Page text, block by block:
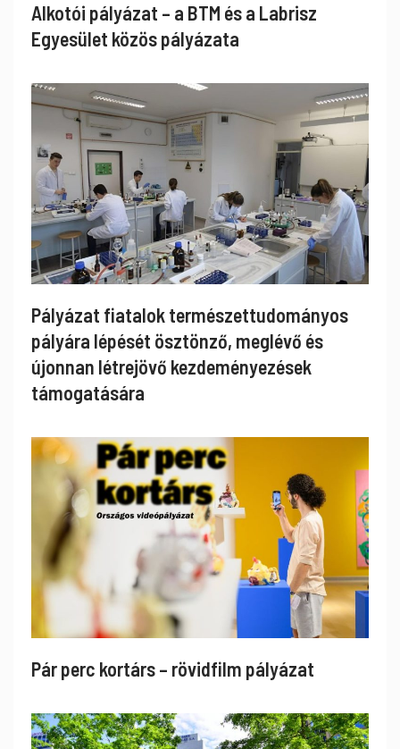
Alkotói pályázat – a BTM és a Labrisz
Egyesület közös pályázata
Pályázat fiatalok természettudományos
pályára lépését ösztönző, meglévő és
újonnan létrejövő kezdeményezések
támogatására
Pár perc kortárs – rövidfilm pályázat